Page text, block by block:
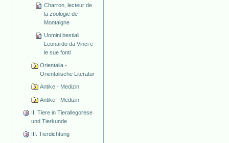
Charron, lecteur de
la zoologie de
Montaigne
Uomini bestiali.
Leonardo da Vinci e
le sue fonti
Orientalia -
Orientalische Literatur
Antike - Medizin
Antike - Medizin
II. Tiere in Tierallegorese
und Tierkunde
III. Tierdichtung